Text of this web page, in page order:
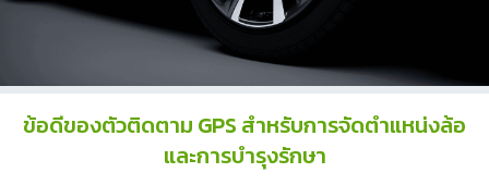
ข้อดีของตัวติดตาม GPS สำหรับการจัดตำแหน่งล้อ
และการบำรุงรักษา